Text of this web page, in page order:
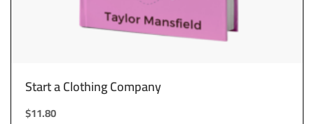
Start a Clothing Company
$11.80